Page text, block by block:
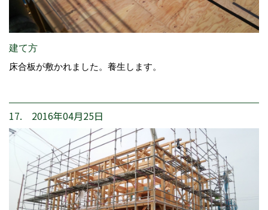
建て方
床合板が敷かれました。養生します。
17. 2016年04月25日